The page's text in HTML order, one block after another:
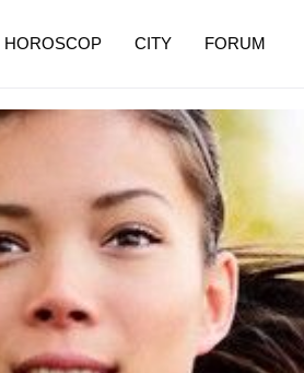
HOROSCOP CITY FORUM
ce înaintezi în vârstă